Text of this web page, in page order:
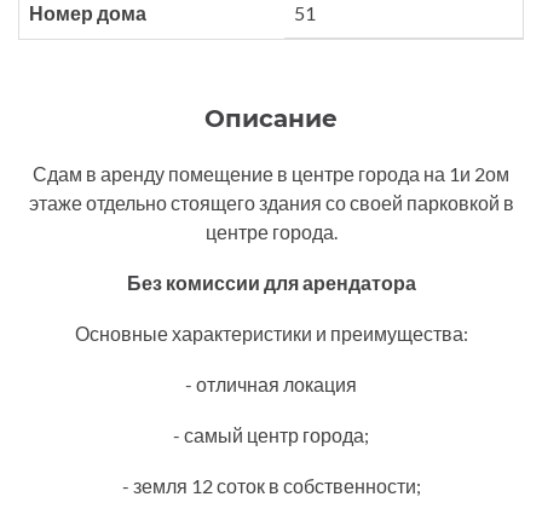
Номер дома 51
Описание
Сдам в аренду помещение в центре города на 1и 2ом
этаже отдельно стоящего здания со своей парковкой в
центре города.
Без комиссии для арендатора
Основные характеристики и преимущества:
- отличная локация
- самый центр города;
- земля 12 соток в собственности;